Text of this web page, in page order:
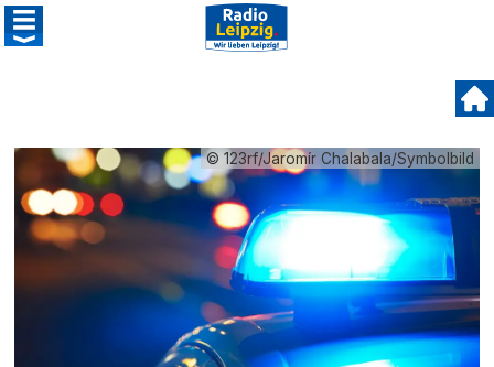
© 123rf/Jaromír Chalabala/Symbolbild